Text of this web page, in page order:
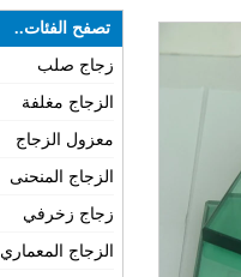
تصفح الفئات..
زجاج صلب
الزجاج مغلفة
معزول الزجاج
الزجاج المنحنى
زجاج زخرفي
الزجاج المعماري